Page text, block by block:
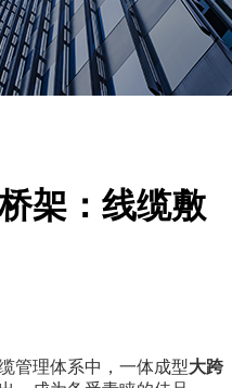
架：线缆敷
管理体系中，一体成型大跨